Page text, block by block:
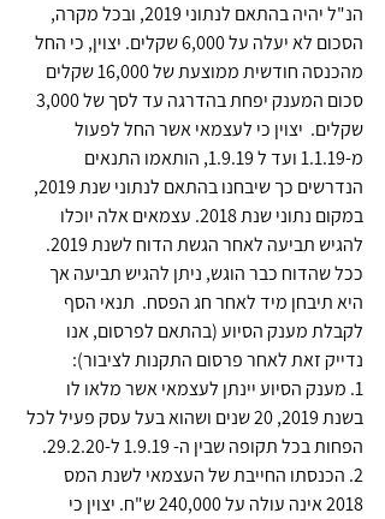
הנ"ל יהיה בהתאם לנתוני 2019, ובכל מקרה,
הסכום לא יעלה על 6,000 שקלים. יצוין, כי החל
מהכנסה חודשית ממוצעת של 16,000 שקלים
שקלים.  יצוין כי לעצמאי אשר החל לפעול
מ-1.1.19 ועד ל 1.9.19, הותאמו התנאים
הנדרשים כך שיבחנו בהתאם לנתוני שנת 2019,
במקום נתוני שנת 2018. עצמאים אלה יוכלו
להגיש תביעה לאחר הגשת הדוח לשנת 2019.
ככל שהדוח כבר הוגש, ניתן להגיש תביעה אך
היא תיבחן מיד לאחר חג הפסח.  תנאי הסף
לקבלת מענק הסיוע (בהתאם לפרסום, אנו
נדייק זאת לאחר פרסום התקנות לציבור):
1. מענק הסיוע יינתן לעצמאי אשר מלאו לו
בשנת 2019, 20 שנים ושהוא בעל עסק פעיל לכל
הפחות בכל תקופה שבין ה- 1.9.19 ל-29.2.20.
2. הכנסתו החייבת של העצמאי לשנת המס
2018 אינה עולה על 240,000 ש"ח. יצוין כי